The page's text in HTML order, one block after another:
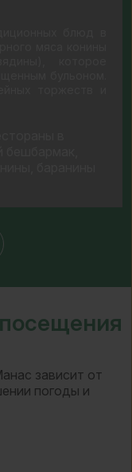
зависит от
погоды и